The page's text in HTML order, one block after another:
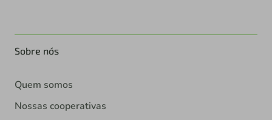
Sobre nós
Quem somos
Nossas cooperativas